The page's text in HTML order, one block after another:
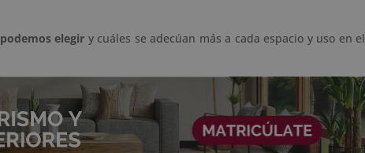
elegir y cuáles se adecúan más a cada espacio y uso en el